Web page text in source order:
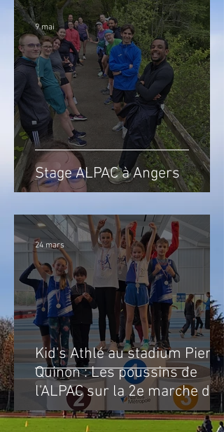
Stage ALPAC à Angers
9 mai
Kid's Athlé au stadium Pierre
Quinon : Les poussins de
l'ALPAC sur la 2e marche du
podium !
24 mars